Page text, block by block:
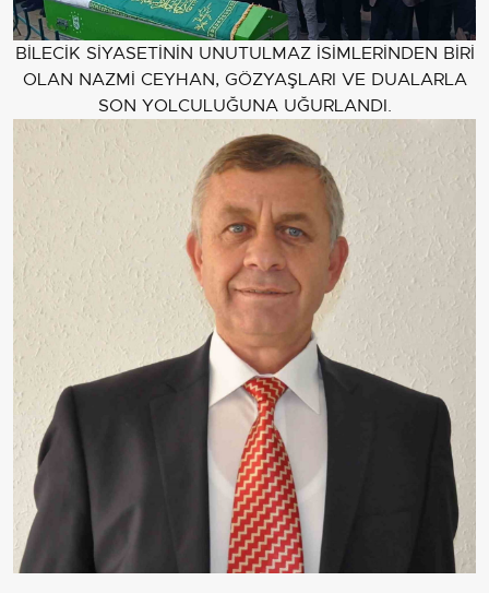
BİLECİK SİYASETİNİN UNUTULMAZ İSİMLERİNDEN BİRİ
OLAN NAZMİ CEYHAN, GÖZYAŞLARI VE DUALARLA
SON YOLCULUĞUNA UĞURLANDI.